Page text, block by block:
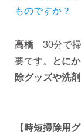
ものですか？
高橋30分で掃
要です。
とに
除グッズや洗
【時短掃除用グ